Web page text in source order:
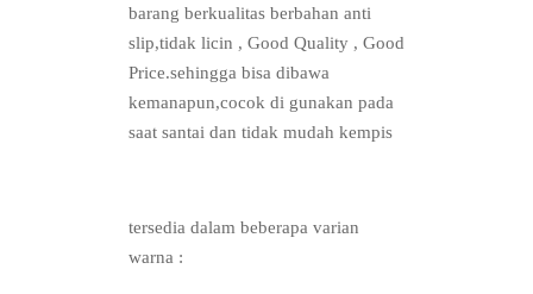
barang berkualitas berbahan anti
slip,tidak licin , Good Quality , Good
Price.sehingga bisa dibawa
kemanapun,cocok di gunakan pada
saat santai dan tidak mudah kempis
tersedia dalam beberapa varian
warna :